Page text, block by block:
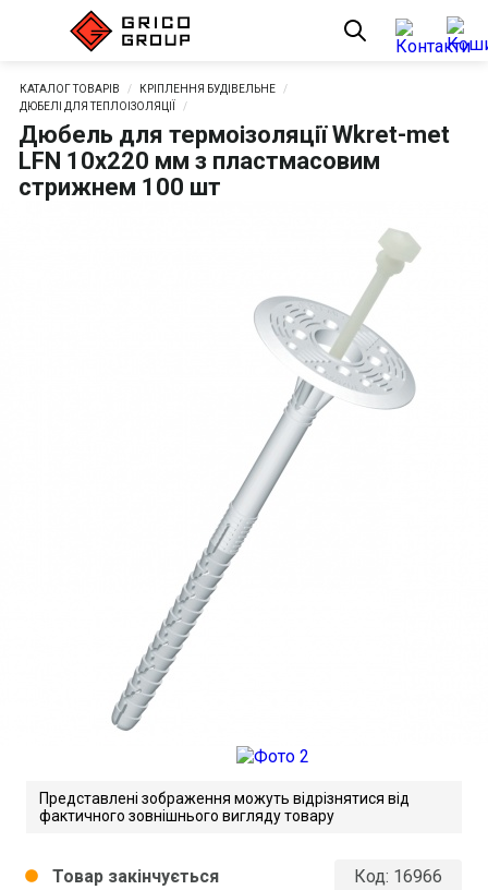
КАТАЛОГ ТОВАРІВ
КРІПЛЕННЯ БУДІВЕЛЬНЕ
ДЮБЕЛІ ДЛЯ ТЕПЛОІЗОЛЯЦІЇ
Дюбель для термоізоляції Wkret-met
LFN 10х220 мм з пластмасовим
стрижнем 100 шт
Представлені зображення можуть відрізнятися від
фактичного зовнішнього вигляду товару
Код: 16966
circle Товар закінчується